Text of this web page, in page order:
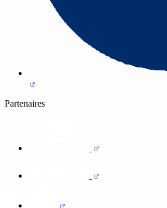
Partenaires